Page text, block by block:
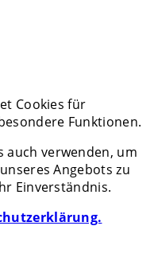
Cookies für
Funktionen.
auch verwenden, um
Angebots zu
Einverständnis.